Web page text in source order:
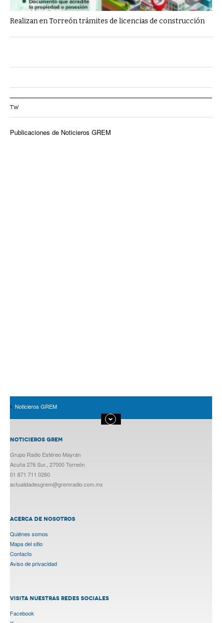
Realizan en Torreón trámites de licencias de construcción
TW
Publicaciones de Noticieros GREM
Noticieros GREM
NOTICIEROS GREM
Grupo Radio Estéreo Mayrán
Acuña 276 Sur., 27000 Torreón
01 871 711 0260
actualidadesgrem@gremradio.com.mx
ACERCA DE NOSOTROS
Quiénes somos
Mapa del sitio
Contacto
Aviso de privacidad
VISITA NUESTRAS REDES SOCIALES
Facebook